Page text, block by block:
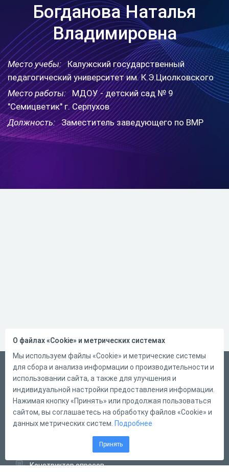
Богданова Наталья
Владимировна
Место учебы: Калужский государственный
педагогический университет им. К.Э.Циолковского
Место работы: МДОУ - детский сад № 9
"Семицветик" г. Серпухов
Должность: Заместитель заведующего по ВМР
Русский
Справка
Форма обратной связи
Контакты
Конструктор тестов
Конструктор опросов
О файлах «Cookie» и метрических системах
Мы используем файлы «Cookie» и метрические системы
для сбора и анализа информации о производительности и
использовании сайта, а также для улучшения и
индивидуальной настройки предоставления информации.
Нажимая кнопку «Принять» или продолжая пользоваться
сайтом, вы соглашаетесь на обработку файлов «Cookie» и
данных метрических систем. Подробнее
Принять